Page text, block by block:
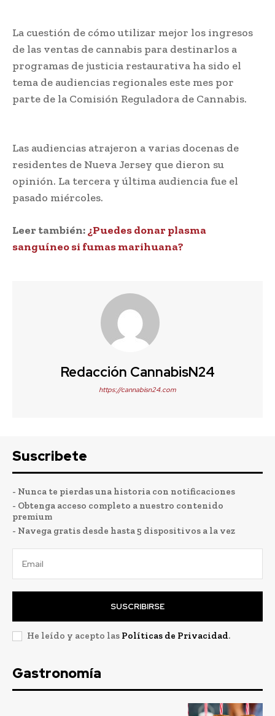
La cuestión de cómo utilizar mejor los ingresos
de las ventas de cannabis para destinarlos a
programas de justicia restaurativa ha sido el
tema de audiencias regionales este mes por
parte de la Comisión Reguladora de Cannabis.
Las audiencias atrajeron a varias docenas de
residentes de Nueva Jersey que dieron su
opinión. La tercera y última audiencia fue el
pasado miércoles.
Leer también: ¿Puedes donar plasma
sanguíneo si fumas marihuana?
Redacción CannabisN24
https://cannabisn24.com
Suscribete
- Nunca te pierdas una historia con notificaciones
- Obtenga acceso completo a nuestro contenido
premium
- Navega gratis desde hasta 5 dispositivos a la vez
SUSCRIBIRSE
He leído y acepto las Políticas de Privacidad.
Gastronomía